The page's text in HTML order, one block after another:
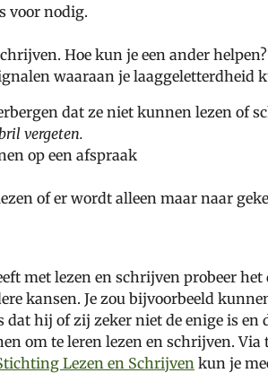
voor nodig.
Hoe kun je een ander
waaraan jelaaggeletterdheid
dat ze niet kunnen lezen of
vergeten.
op een afspraak
of er wordt alleen maar naar
met lezen en schrijven probeer
kansen. Je zou bijvoorbeeld
dat hij of zij zeker niet de enige is
om te leren lezen en schrijven.
Lezen en Schrijven kun je